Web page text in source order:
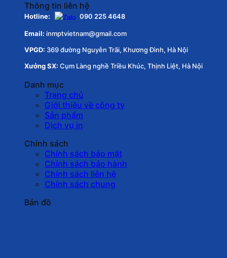
Thông tin liên hệ
Hotline: 090 225 4648
Email: inmptvietnam@gmail.com
VPGD: 369 đường Nguyễn Trãi, Khương Đình, Hà Nội
Xưởng SX: Cụm Làng nghề Triều Khúc, Thịnh Liệt, Hà Nội
Danh mục
Trang chủ
Giới thiệu về công ty
Sản phẩm
Dịch vụ in
Chính sách
Chính sách bảo mật
Chính sách bảo hành
Chính sách liên hệ
Chính sách chung
Bản đồ